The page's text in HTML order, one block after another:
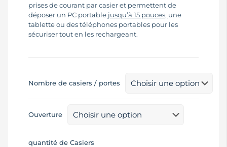
prises de courant par casier et permettent de
déposer un PC portable jusqu’à 15 pouces, une
tablette ou des téléphones portables pour les
sécuriser tout en les rechargeant.
Nombre de casiers / portes
Ouverture
quantité de Casiers